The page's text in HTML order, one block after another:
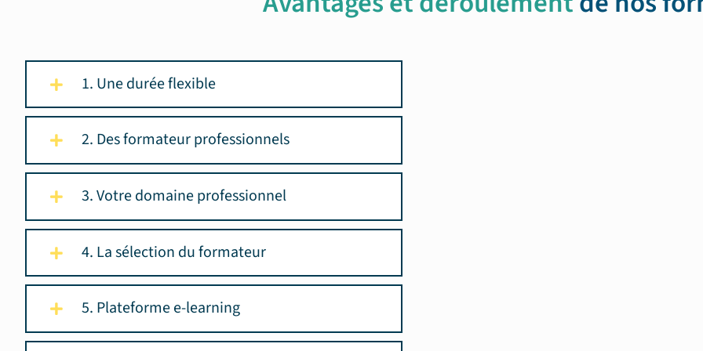
1. Une durée flexible
2. Des formateur professionnels
3. Votre domaine professionnel
4. La sélection du formateur
5. Plateforme e-learning